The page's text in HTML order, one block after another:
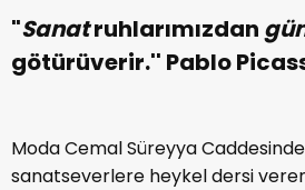
"Sanatruhlarımızdan
götürüverir.'' Pablo
Moda Cemal Süreyya
sanatseverlere heykel dersi